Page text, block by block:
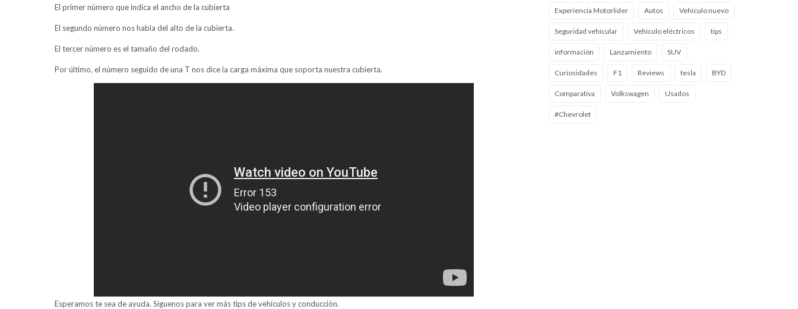
El primer número que indica el ancho de la cubierta
El segundo número nos habla del alto de la cubierta.
El tercer número es el tamaño del rodado.
Por último, el número seguido de una T nos dice la carga máxima que soporta nuestra cubierta.
Esperamos te sea de ayuda. Síguenos para ver más tips de vehículos y conducción.
Experiencia Motorlider Autos Vehículo nuevo
Seguridad vehícular Vehículo eléctricos tips
información Lanzamiento SUV
Curiosidades F1 Reviews tesla BYD
Comparativa Volkswagen Usados
#Chevrolet